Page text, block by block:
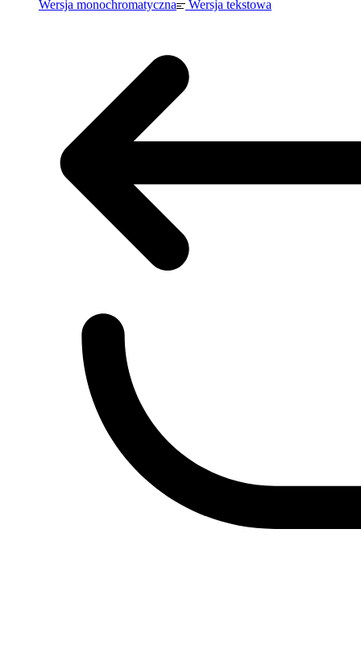
Wersja monochromatyczna Wersja tekstowa